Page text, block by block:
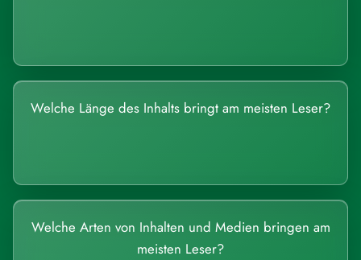
Welche Länge des Inhalts bringt am meisten Leser?
Welche Arten von Inhalten und Medien bringen am
meisten Leser?